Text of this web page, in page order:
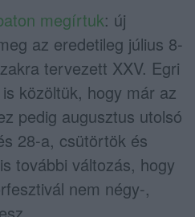
megírtuk: új
az eredetileg július 8-
tervezett XXV. Egri
közöltük, hogy már az
pedig augusztus utolsó
28-a, csütörtök és
további változás, hogy
nem négy-,